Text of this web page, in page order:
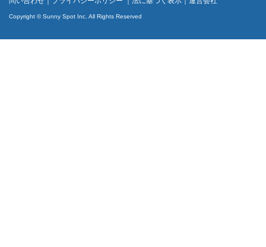
Copyright © Sunny Spot Inc. All Rights Reserved